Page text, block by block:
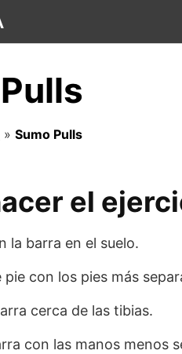
» Sumo Pulls
el
la barra en el suelo.
pie con los pies más
cerca de las tibias.
con las manos menos